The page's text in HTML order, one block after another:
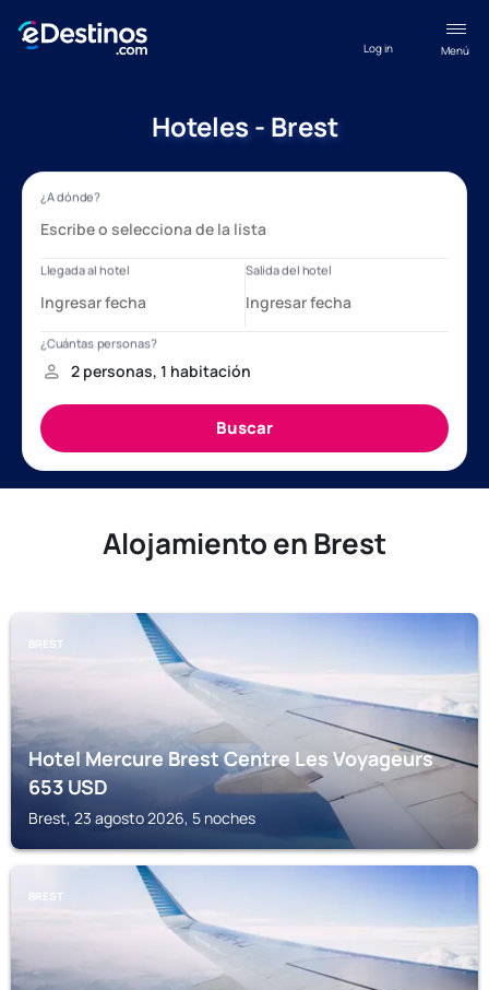
Menú
Log in
Hoteles - Brest
Alojamiento en Brest
BREST
Hotel Mercure Brest Centre Les Voyageurs
653USD
Brest, 23 agosto 2026, 5 noches
BREST